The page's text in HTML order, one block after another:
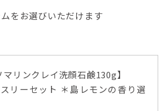
をお選びいただけます
マリンクレイ洗顔石鹸130g】
リーセット ＊島レモンの香り選